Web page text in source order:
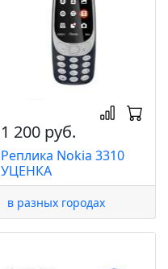
1 200 руб.
Реплика Nokia 3310
УЦЕНКА
в разных городах